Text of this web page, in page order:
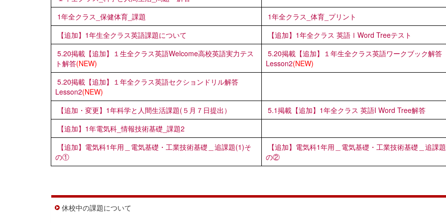
1年全クラス_保健体育_課題
1年全クラス_体育_プリント
【追加】1年生全クラス英語課題について
【追加】1年全クラス 英語ⅠWord Treeテスト
5.20掲載【追加】１生全クラス英語Welcome高校英語実力テス
ト解答(NEW)
5.20掲載【追加】１年生全クラス英語ワークブック解答
Lesson2(NEW)
5.20掲載【追加】１年全クラス英語セクションドリル解答
Lesson2(NEW)
【追加・変更】1年科学と人間生活課題(５月７日提出）
5.1掲載【追加】1年全クラス 英語I Word Tree解答
【追加】1年電気科_情報技術基礎_課題2
【追加】電気科1年用＿電気基礎・工業技術基礎＿追課題(1)そ
の①
【追加】電気科1年用＿電気基礎・工業技術基礎＿追課
の②
休校中の課題について